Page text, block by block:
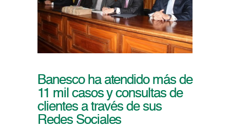
Banesco ha atendido más de
11 mil casos y consultas de
clientes a través de sus
Redes Sociales